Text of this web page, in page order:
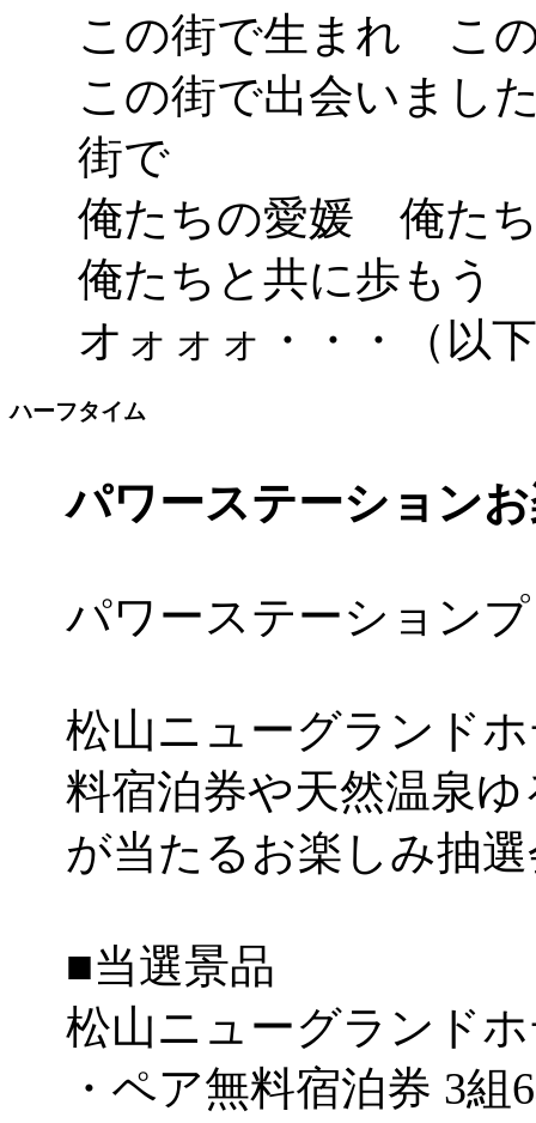
この街で生まれ こ
この街で出会いま
街で
俺たちの愛媛 俺た
俺たちと共に歩も
オォォォ・・・（以
ハーフタイム
パワーステーション
パワーステーション
松山ニューグランド
料宿泊券や天然温泉
が当たるお楽しみ抽
■当選景品
松山ニューグランド
・ペア無料宿泊券 3組